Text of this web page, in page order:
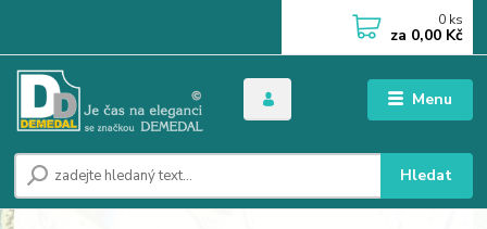
Menu
Hledat
0 ks
za 0,00 Kč